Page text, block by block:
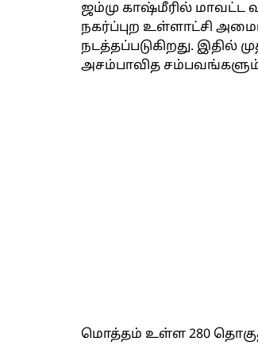
ஜம்மு காஷ்மீரில் மாவட்ட
நகர்ப்புற உள்ளாட்சி
நடத்தப்படுகிறது. இதில்
அசம்பாவித
மொத்தம் உள்ள 280